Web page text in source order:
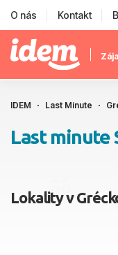
O nás Kontakt
IDEM Last Minute
Last minute
Lokality v